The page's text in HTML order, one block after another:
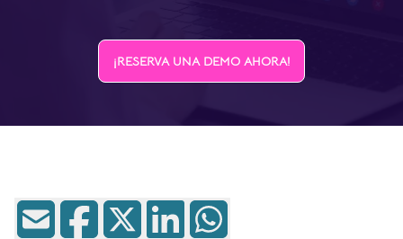
¡RESERVA UNA DEMO AHORA!